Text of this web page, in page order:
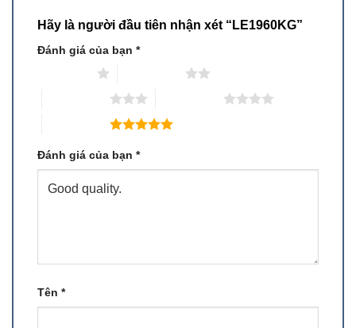
Hãy là người đầu tiên nhận xét “LE1960KG”
Đánh giá của bạn *
Đánh giá của bạn *
Tên *